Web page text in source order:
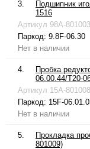
3.
Подшипник
1516
Артикул 98A-801003
Паркод: 9.8F-06.30
Нет в наличии
4.
Пробка
06.00.44/T20-
Артикул 15A-
Паркод: 15F-
Нет в наличии
5.
Прокладка
801009)